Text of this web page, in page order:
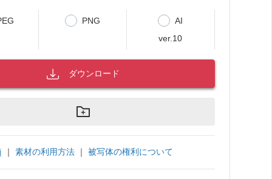
PNG
AI
ver.10
ダウンロード
｜ 素材の利用方法 ｜ 被写体の権利について